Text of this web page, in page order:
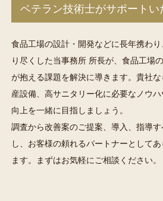
ベテラン技術士がサポートい
食品工場の設計・開発などに長年携わ
り尽くした当事務所 所長が、食品工場
が抱える課題を解決に導きます。貴社
産設備、高サニタリー化に必要なノウ
向上を一緒に目指しましょう。
調査から改善案のご提案、導入、指導
し、お客様の頼れるパートナーとして
ます。まずはお気軽にご相談ください。